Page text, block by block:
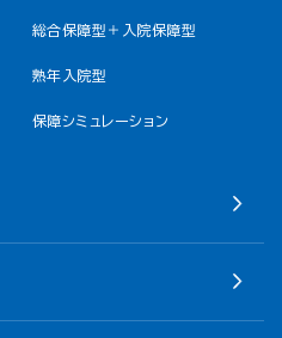
総合保障型＋入院保障型
熟年入院型
保障シミュレーション